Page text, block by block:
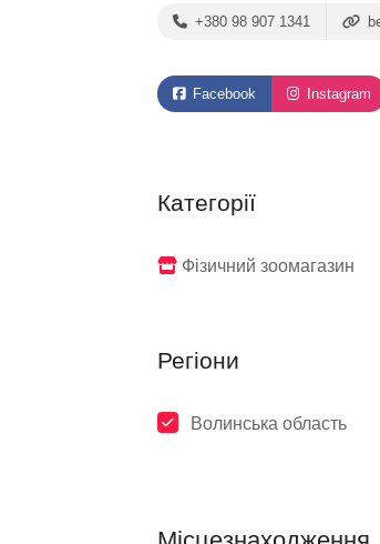
+380 98 907 1341
Facebook Instagram
Категорії
Фізичний зоомагазин
Регіони
Волинська область